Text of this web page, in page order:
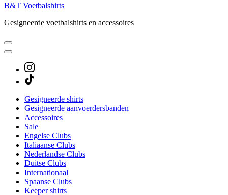
B&T Voetbalshirts
Gesigneerde voetbalshirts en accessoires
Gesigneerde shirts
Gesigneerde aanvoerdersbanden
Accessoires
Sale
Engelse Clubs
Italiaanse Clubs
Nederlandse Clubs
Duitse Clubs
Internationaal
Spaanse Clubs
Keeper shirts